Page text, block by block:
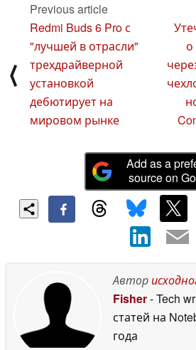
⟨
Previous article
Redmi Buds 6 Pro с
"лучшей в отрасли"
трехдрайверной
установкой
дебютирует на
мировом рынке
о
Add as a
source on
Автор
Fisher- Tech
статей на
года